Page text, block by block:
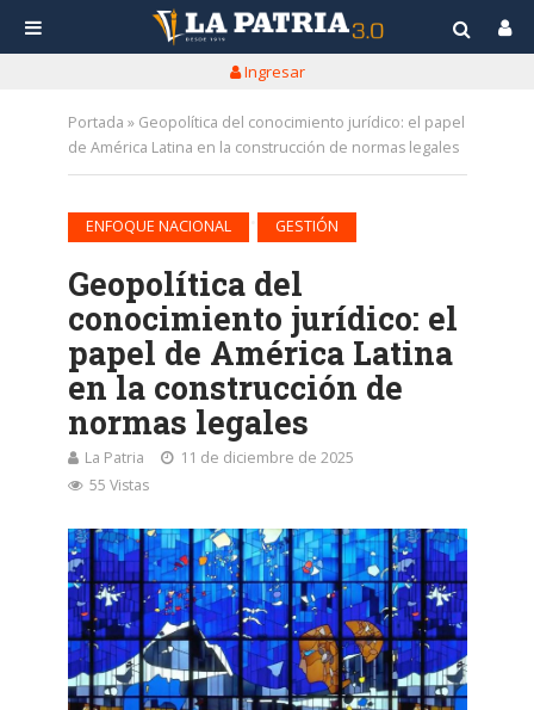
Ingresar
Portada » Geopolítica del conocimiento jurídico: el papel
de América Latina en la construcción de normas legales
ENFOQUE NACIONAL GESTIÓN
Geopolítica del
conocimiento jurídico: el
papel de América Latina
en la construcción de
normas legales
La Patria
11 de diciembre de 2025
55 Vistas